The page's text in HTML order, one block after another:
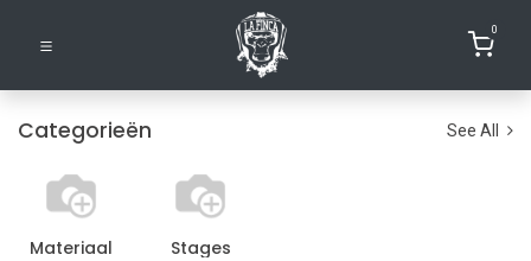
0
Categorieën See All
Materiaal Stages